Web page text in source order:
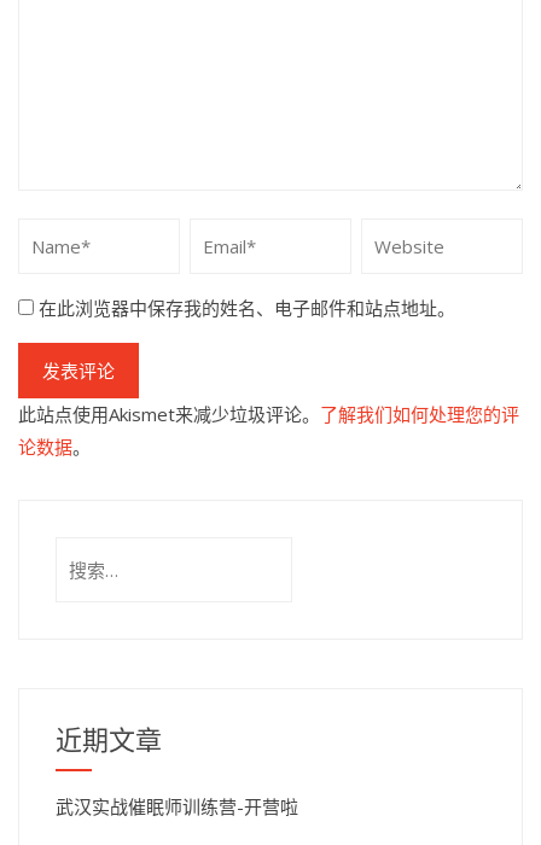
在此浏览器中保存我的姓名、电子邮件和站点地址。
此站点使用Akismet来减少垃圾评论。 了解我们如何处理您的评
论数据。
索：
近期文章
武汉实战催眠师训练营-开营啦